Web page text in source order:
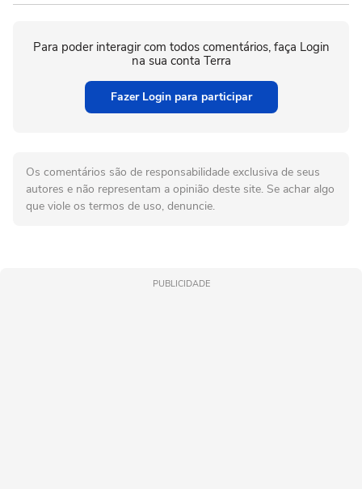
Para poder interagir com todos comentários, faça Login
na sua conta Terra
Fazer Login para participar
Os comentários são de responsabilidade exclusiva de seus
autores e não representam a opinião deste site. Se achar algo
que viole os termos de uso, denuncie.
PUBLICIDADE